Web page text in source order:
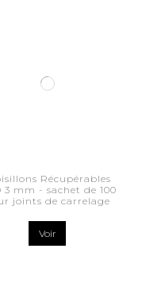
Récupérables
3 mm - sachet de 100
joints de carrelage
Voir